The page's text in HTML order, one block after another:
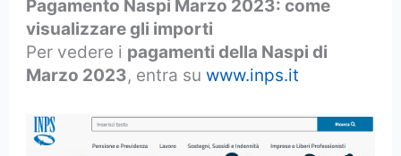
Pagamento Naspi Marzo 2023: come
visualizzare gli importi
Per vedere i pagamenti della Naspi di
Marzo 2023, entra suwww.inps.it